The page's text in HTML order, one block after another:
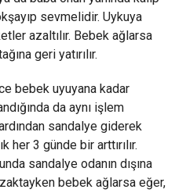
sevmelidir. Uykuya
azaltılır. Bebek ağlarsa
geri yatırılır.
bebek uyuyana kadar
da aynı işlem
sandalye giderek
her 3 günde bir arttırılır.
sandalye odanın dışına
bebek ağlarsa eğer,